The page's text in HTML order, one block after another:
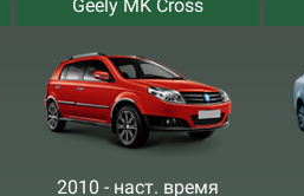
Geely MK Cross
2010 - наст. время